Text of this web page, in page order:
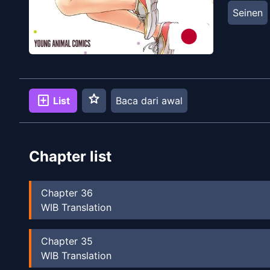
Seinen
add_box List star Baca dari awal
Chapter list
Chapter 36
WIB Translation
Chapter 35
WIB Translation